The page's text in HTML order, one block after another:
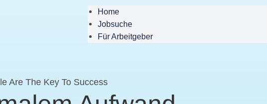
Home
Jobsuche
Für Arbeitgeber
Are The Key To Success